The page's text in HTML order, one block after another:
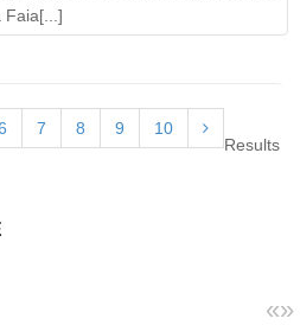
Faia[...]
7 8 9 10
Results
«»